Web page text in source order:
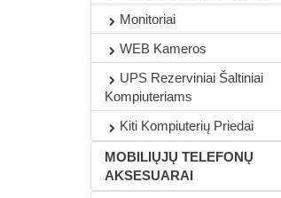
Monitoriai
WEB Kameros
UPS Rezerviniai Šaltiniai
Kompiuteriams
Kiti Kompiuterių Priedai
MOBILIŲJŲ TELEFONŲ
AKSESUARAI